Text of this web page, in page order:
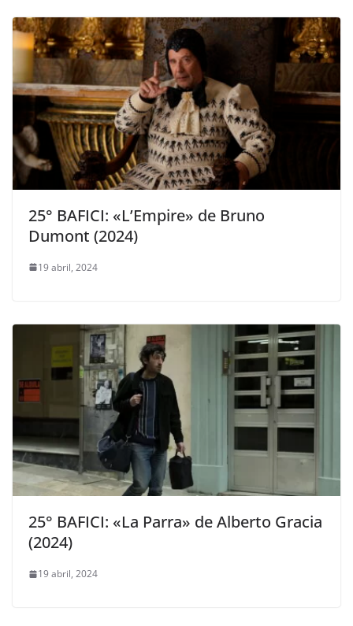
25° BAFICI: «L’Empire» de Bruno
Dumont (2024)
19 abril, 2024
25° BAFICI: «La Parra» de Alberto Gracia
(2024)
19 abril, 2024